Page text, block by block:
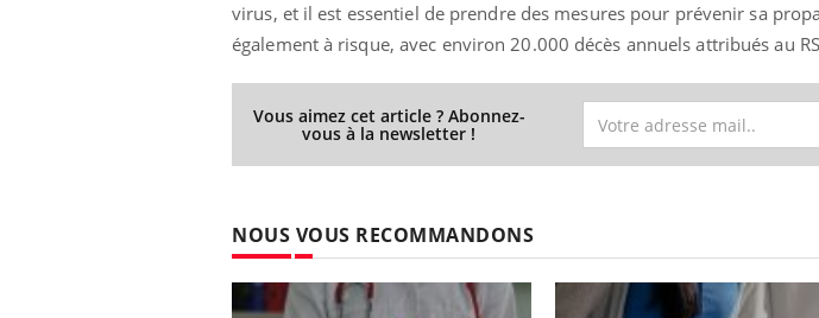
virus, et il est essentiel de prendre des mesures pour prévenir sa
également à risque, avec environ 20.000 décès annuels attribués au
Vous aimez cet article ? Abonnez-
vous à la newsletter !
NOUS VOUS RECOMMANDONS